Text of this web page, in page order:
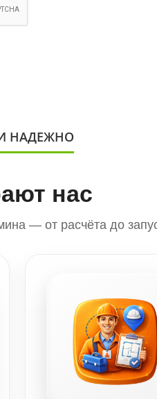
НАДЕЖНО
нас
— от расчёта до